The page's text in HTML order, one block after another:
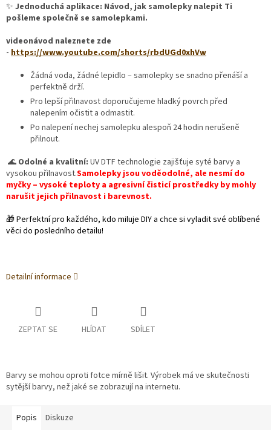
✨ Jednoduchá aplikace: Návod, jak samolepky nalepit Ti
pošleme společně se samolepkami.
videonávod naleznete zde
- https://www.youtube.com/shorts/rbdUGd0xhVw
Žádná voda, žádné lepidlo – samolepky se snadno přenáší a
perfektně drží.
Pro lepší přilnavost doporučujeme hladký povrch před
nalepením očistit a odmastit.
Po nalepení nechej samolepku alespoň 24 hodin nerušeně
přilnout.
🌊 Odolné a kvalitní: UV DTF technologie zajišťuje syté barvy a
vysokou přilnavost.Samolepky jsou voděodolné, ale nesmí do
myčky – vysoké teploty a agresivní čisticí prostředky by mohly
narušit jejich přilnavost i barevnost.
🎁 Perfektní pro každého, kdo miluje DIY a chce si vyladit své oblíbené
věci do posledního detailu!
Detailní informace
ZEPTAT SE HLÍDAT SDÍLET
Barvy se mohou oproti fotce mírně lišit. Výrobek má ve skutečnosti
sytější barvy, než jaké se zobrazují na internetu.
Popis Diskuze